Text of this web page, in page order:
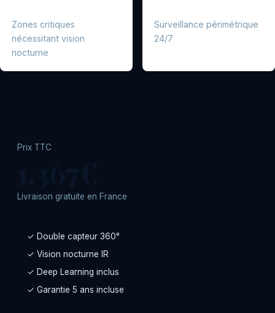
Zones critiques
nécessitant vision
nocturne
Surveillance périmétrique
24/7
Prix TTC
Livraison gratuite en France
✓ Double capteur 360°
✓ Vision nocturne IR
✓ Deep Learning inclus
✓ Garantie 5 ans incluse